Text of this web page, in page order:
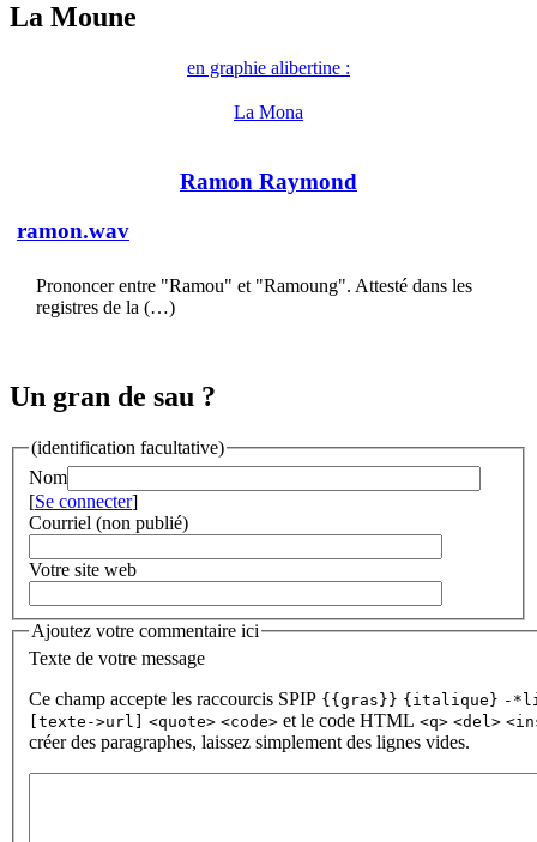
La Moune
en graphie alibertine :
La Mona
Ramon Raymond
ramon.wav
Prononcer entre "Ramou" et "Ramoung". Attesté dans les
registres de la (…)
Un gran de sau ?
(identification facultative)
Nom
[Se connecter]
Courriel (non publié)
Votre site web
Ajoutez votre commentaire ici
Texte de votre message
Ce champ accepte les raccourcis SPIP {{gras}} {italique} -
[texte->url]
<quote> <code> et le code HTML <q> <del>
créer des paragraphes, laissez simplement des lignes vides.